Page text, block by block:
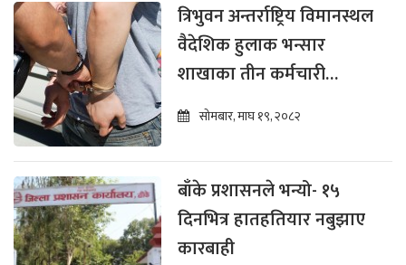
त्रिभुवन अन्तर्राष्ट्रिय विमानस्थल
वैदेशिक हुलाक भन्सार
शाखाका तीन कर्मचारी
घुससहित पक्राउ
सोमबार, माघ १९, २०८२
बाँके प्रशासनले भन्यो- १५
दिनभित्र हातहतियार नबुझाए
कारबाही